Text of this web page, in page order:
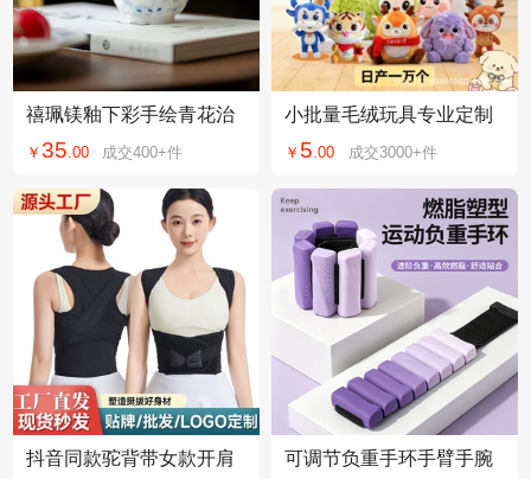
禧珮镁釉下彩手绘青花治
薄不烫手女士茶碗
￥ 35 00 成交400+件
小批量毛绒玩具专业定制
娃来图来样定制
￥ 5 .00 成交3000+件
抖音同款驼背带女款开肩
可调节负重手环手臂手腕